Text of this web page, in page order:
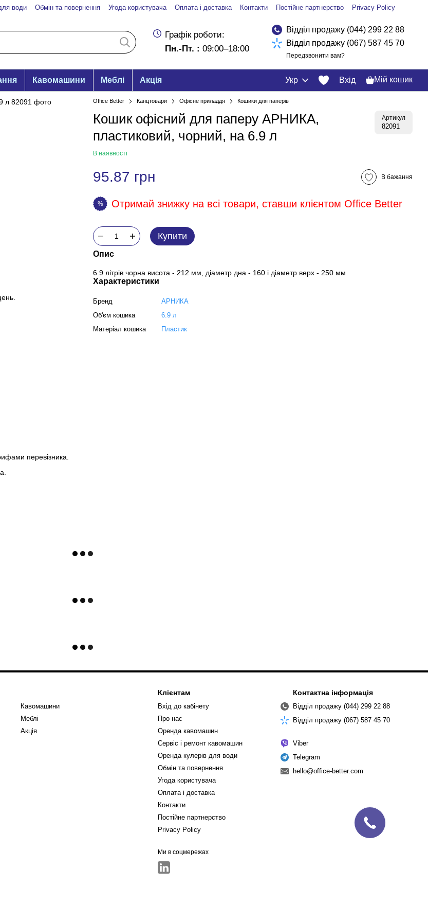
води Обмін та повернення Угода користувача Оплата і доставка Контакти Постійне партнерство Privacy Policy
Графік роботи:
Пн.-Пт. : 09:00–18:00
Відділ продажу (044) 299 22 88
Відділ продажу (067) 587 45 70
Передзвонити вам?
Кавомашини Меблі Акція Укр Вхід Мій кошик
перевізника.
Office Better Канцтовари Офісне приладдя Кошики для паперів
Кошик офісний для паперу АРНИКА,
пластиковий, чорний, на 6.9 л
Артикул
82091
В наявності
95.87 грн В бажання
% Отримай знижку на всі товари, ставши клієнтом Office Better
Купити
Опис
6.9 літрів чорна висота - 212 мм, діаметр дна - 160 і діаметр верх - 250 мм
Характеристики
Бренд
АРНИКА
Об'єм кошика
6.9 л
Матеріал кошика
Пластик
Кавомашини
Меблі
Акція
Клієнтам
Вхід до кабінету
Про нас
Оренда кавомашин
Сервіс і ремонт кавомашин
Оренда кулерів для води
Обмін та повернення
Угода користувача
Оплата і доставка
Контакти
Постійне партнерство
Privacy Policy
Ми в соцмережах
Контактна інформація
Відділ продажу (044) 299 22 88
Відділ продажу (067) 587 45 70
Viber
Telegram
hello@office-better.com